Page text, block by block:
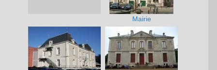
Mairie